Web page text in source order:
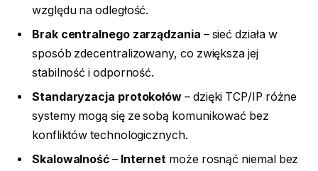
względu na odległość.
Brak centralnego zarządzania – sieć działa w
sposób zdecentralizowany, co zwiększa jej
stabilność i odporność.
Standaryzacja protokołów – dzięki TCP/IP różne
systemy mogą się ze sobą komunikować bez
konfliktów technologicznych.
Skalowalność – Internet może rosnąć niemal bez